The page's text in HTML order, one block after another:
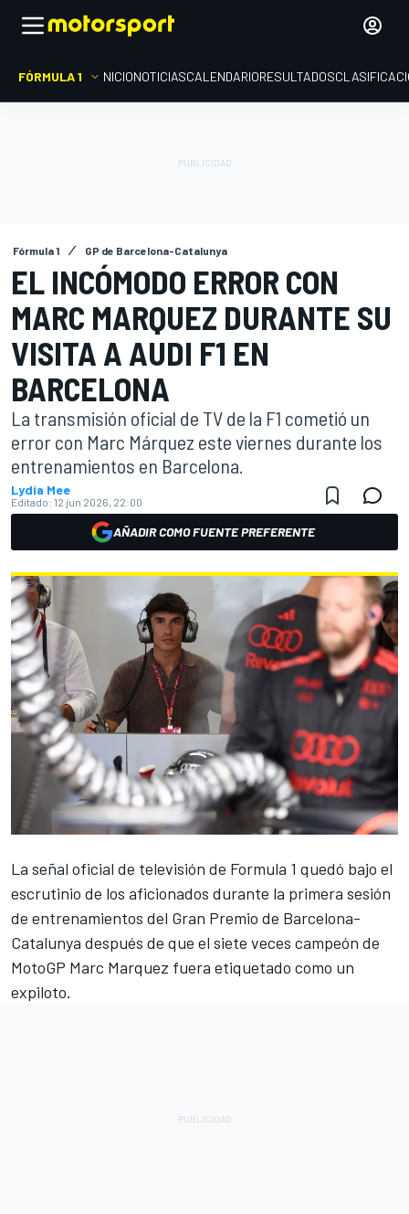
FÓRMULA 1 INICIONOTICIASCALENDARIORESULTADOS
Fórmula 1 GP de Barcelona-Catalunya
EL INCÓMODO ERROR CON
MARC MARQUEZ DURANTE SU
VISITA A AUDI F1 EN
BARCELONA
La transmisión oficial de TV de la F1 cometió un
error con Marc Márquez este viernes durante los
entrenamientos en Barcelona.
Lydia Mee
Editado: 12 jun 2026, 22:00
AÑADIR COMO FUENTE PREFERENTE
La señal oficial de televisión de Formula 1 quedó bajo el
escrutinio de los aficionados durante la primera sesión
de entrenamientos del Gran Premio de Barcelona-
Catalunya después de que el siete veces campeón de
MotoGP Marc Marquez fuera etiquetado como un
expiloto.